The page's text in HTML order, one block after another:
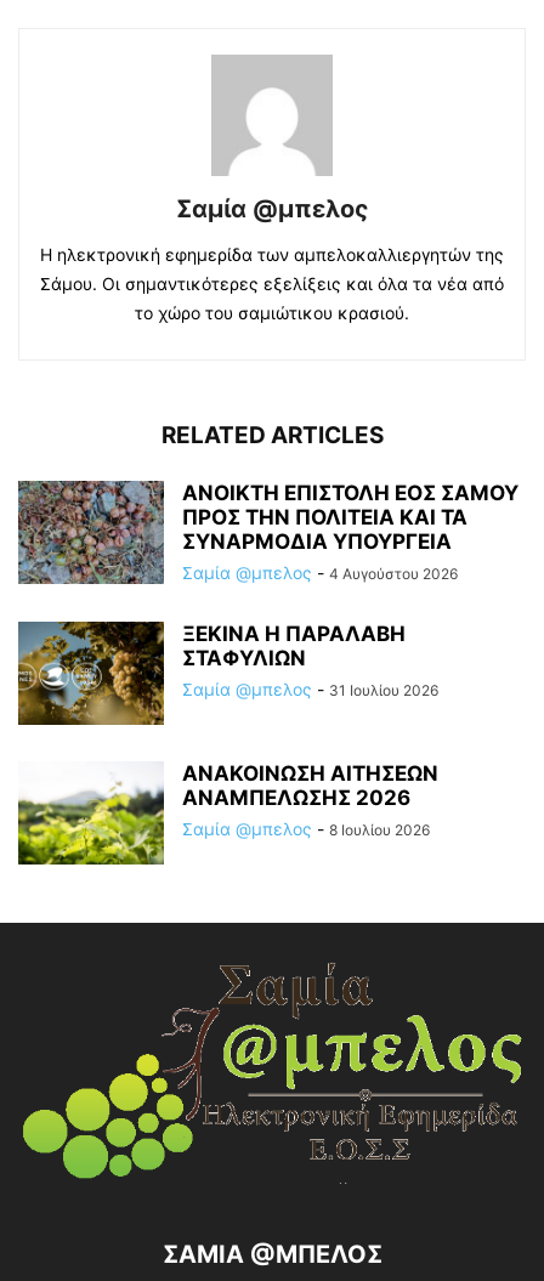
Σαμία @μπελος
Η ηλεκτρονική εφημερίδα των αμπελοκαλλιεργητών της
Σάμου. Οι σημαντικότερες εξελίξεις και όλα τα νέα από
το χώρο του σαμιώτικου κρασιού.
RELATED ARTICLES
ΑΝΟΙΚΤΗ ΕΠΙΣΤΟΛΗ ΕΟΣ ΣΑΜΟΥ
ΠΡΟΣ ΤΗΝ ΠΟΛΙΤΕΙΑ ΚΑΙ ΤΑ
ΣΥΝΑΡΜΟΔΙΑ ΥΠΟΥΡΓΕΙΑ
Σαμία @μπελος - 4 Αυγούστου 2026
ΞΕΚΙΝΑ Η ΠΑΡΑΛΑΒΗ
ΣΤΑΦΥΛΙΩΝ
Σαμία @μπελος - 31 Ιουλίου 2026
ΑΝΑΚΟΙΝΩΣΗ ΑΙΤΗΣΕΩΝ
ΑΝΑΜΠΕΛΩΣΗΣ 2026
Σαμία @μπελος - 8 Ιουλίου 2026
ΣΑΜΙΑ @ΜΠΕΛΟΣ